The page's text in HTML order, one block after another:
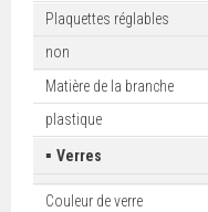
Plaquettes réglables
non
Matière de la branche
plastique
▪Verres
Couleur de verre